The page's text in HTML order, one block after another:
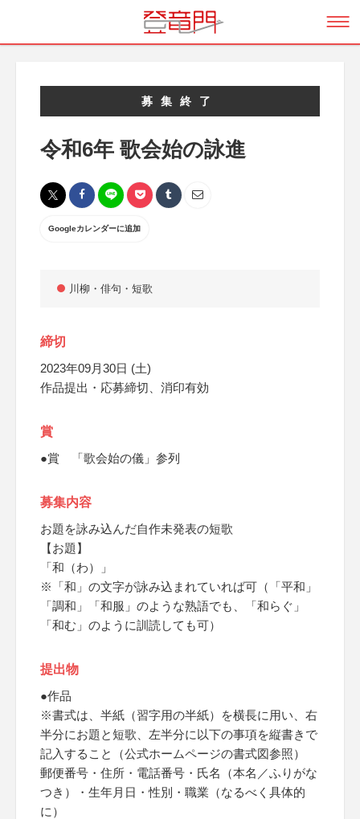
募集終了
令和6年 歌会始の詠進
Googleカレンダーに追加
川柳・俳句・短歌
締切
2023年09月30日 (土)
作品提出・応募締切、消印有効
賞
●賞 「歌会始の儀」参列
募集内容
お題を詠み込んだ自作未発表の短歌
【お題】
「和（わ）」
※「和」の文字が詠み込まれていれば可（「平和」
「調和」「和服」のような熟語でも、「和らぐ」
「和む」のように訓読しても可）
提出物
●作品
※書式は、半紙（習字用の半紙）を横長に用い、右
半分にお題と短歌、左半分に以下の事項を縦書きで
記入すること（公式ホームページの書式図参照）
郵便番号・住所・電話番号・氏名（本名／ふりがな
つき）・生年月日・性別・職業（なるべく具体的
に）